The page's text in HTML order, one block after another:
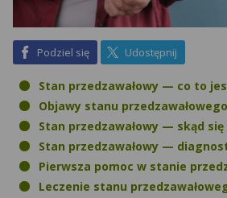
Podziel sięna FacebookUdostępnij
Stan przedzawałowy — co to
Objawy stanu przedzawałowego
Stan przedzawałowy — skąd się
Stan przedzawałowy —
Pierwsza pomoc w stanie
Leczenie stanu